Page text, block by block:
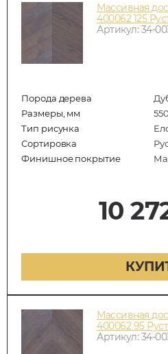
Массивная
400062 125
Артикул: 34-
Порода дерева
Размеры, мм
Тип рисунка
Сортировка
Финишное покрытие
10
Массивная
400062 95
Артикул: 34-